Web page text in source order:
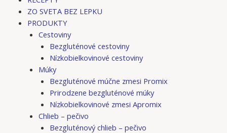
ZO SVETA BEZ LEPKU
PRODUKTY
Cestoviny
Bezgluténové cestoviny
Nízkobielkovinové cestoviny
Múky
Bezgluténové múčne zmesi Promix
Prirodzene bezgluténové múky
Nízkobielkovinové zmesi Apromix
Chlieb – pečivo
Bezgluténový chlieb – pečivo